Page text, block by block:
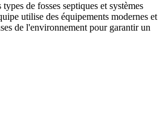
de fosses septiques et systèmes
utilise des équipements modernes et
de l'environnement pour garantir un